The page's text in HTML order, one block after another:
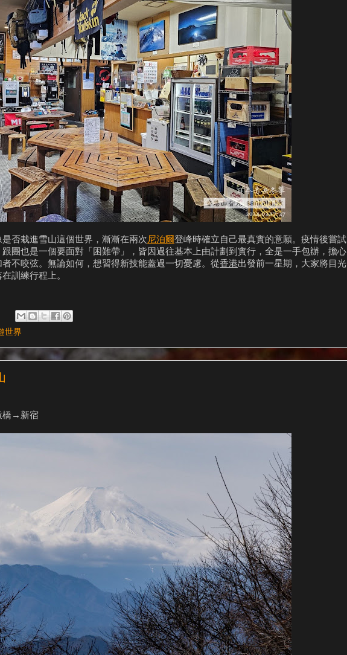
否栽進雪山這個世界，漸漸在兩次尼泊爾登峰時確立自己最真實的意願。疫情後嘗試
團也是一個要面對「困難帶」，皆因過往基本上由計劃到實行，全是一手包辦，擔心
不咬弦。無論如何，想習得新技能蓋過一切憂慮。從香港出發前一星期，大家將目光
訓練行程上。
世界
→新宿